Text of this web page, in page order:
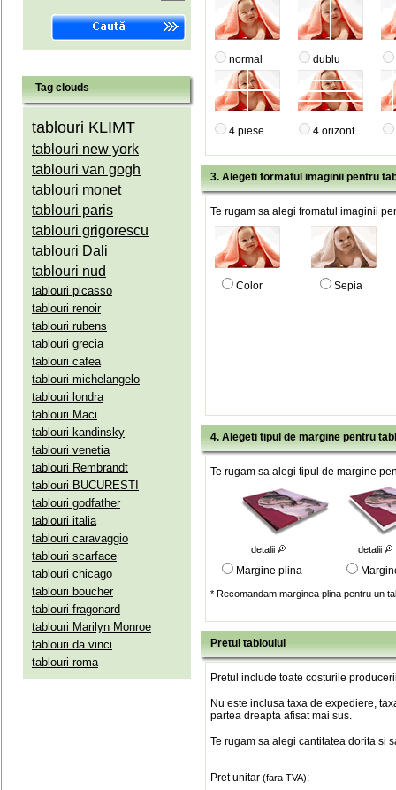
Tag clouds
tablouri KLIMT
tablouri new york
tablouri van gogh
tablouri monet
tablouri paris
tablouri grigorescu
tablouri Dali
tablouri nud
tablouri picasso
tablouri renoir
tablouri rubens
tablouri grecia
tablouri cafea
tablouri michelangelo
tablouri londra
tablouri Maci
tablouri kandinsky
tablouri venetia
tablouri Rembrandt
tablouri BUCURESTI
tablouri godfather
tablouri italia
tablouri caravaggio
tablouri scarface
tablouri chicago
tablouri boucher
tablouri fragonard
tablouri Marilyn Monroe
tablouri da vinci
tablouri roma
normal dublu
4 piese 4 orizont.
3. Alegeti formatul imaginii pentru
Te rugam sa alegi fromatul imaginii
Color Sepia
4. Alegeti tipul de margine pentru
Te rugam sa alegi tipul de margine
detalii detalii
Margine plina
* Recomandam marginea plina pentru un
Pretul tabloului
Pretul include toate costurile
Nu este inclusa taxa de expediere,
partea dreapta afisat mai sus.
Te rugam sa alegi cantitatea dorita si
Pret unitar (fara TVA):